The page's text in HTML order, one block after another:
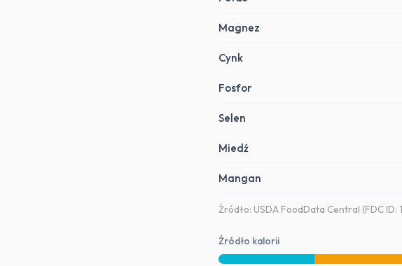
Magnez
Cynk
Fosfor
Selen
Miedź
Mangan
Źródło: USDA FoodData Central (FDC ID:
Źródło kalorii